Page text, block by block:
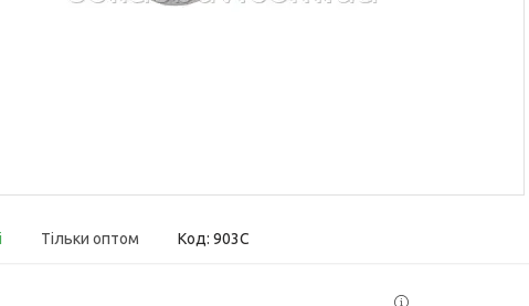
Тільки оптом Код: 903C